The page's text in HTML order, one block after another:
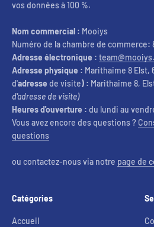
vos données à 100 %.
Nom commercial : Mooiys
Numéro de la chambre de commerce:
Adresse électronique :
Adresse physique : Marithaime 8 Elst,
d'adresse de visite) : Marithaime 8,
d'adresse de visite)
Heures d'ouverture : du lundi au
Vous avez encore des questions ?
questions
ou contactez-nous via notre page de
Catégories
Accueil